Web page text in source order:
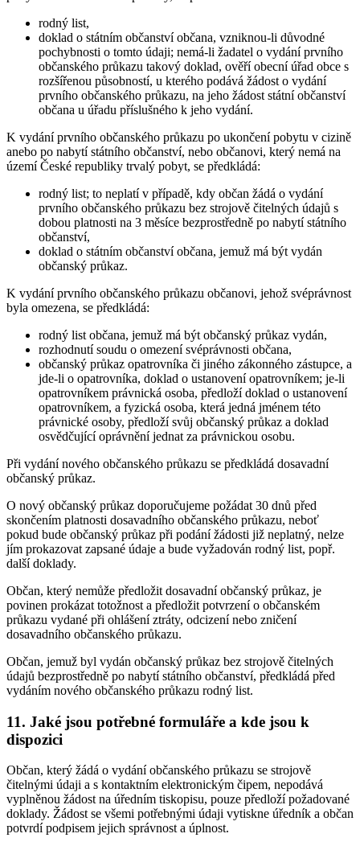
rodný list,
doklad o státním občanství občana, vzniknou-li důvodné
pochybnosti o tomto údaji; nemá-li žadatel o vydání prvního
občanského průkazu takový doklad, ověří obecní úřad obce s
rozšířenou působností, u kterého podává žádost o vydání
prvního občanského průkazu, na jeho žádost státní občanství
občana u úřadu příslušného k jeho vydání.
K vydání prvního občanského průkazu po ukončení pobytu v cizině
anebo po nabytí státního občanství, nebo občanovi, který nemá na
území České republiky trvalý pobyt, se předkládá:
rodný list; to neplatí v případě, kdy občan žádá o vydání
prvního občanského průkazu bez strojově čitelných údajů s
dobou platnosti na 3 měsíce bezprostředně po nabytí státního
občanství,
doklad o státním občanství občana, jemuž má být vydán
občanský průkaz.
K vydání prvního občanského průkazu občanovi, jehož svéprávnost
byla omezena, se předkládá:
rodný list občana, jemuž má být občanský průkaz vydán,
rozhodnutí soudu o omezení svéprávnosti občana,
občanský průkaz opatrovníka či jiného zákonného zástupce, a
jde-li o opatrovníka, doklad o ustanovení opatrovníkem; je-li
opatrovníkem právnická osoba, předloží doklad o ustanovení
opatrovníkem, a fyzická osoba, která jedná jménem této
právnické osoby, předloží svůj občanský průkaz a doklad
osvědčující oprávnění jednat za právnickou osobu.
Při vydání nového občanského průkazu se předkládá dosavadní
občanský průkaz.
O nový občanský průkaz doporučujeme požádat 30 dnů před
skončením platnosti dosavadního občanského průkazu, neboť
pokud bude občanský průkaz při podání žádosti již neplatný, nelze
jím prokazovat zapsané údaje a bude vyžadován rodný list, popř.
další doklady.
Občan, který nemůže předložit dosavadní občanský průkaz, je
povinen prokázat totožnost a předložit potvrzení o občanském
průkazu vydané při ohlášení ztráty, odcizení nebo zničení
dosavadního občanského průkazu.
Občan, jemuž byl vydán občanský průkaz bez strojově čitelných
údajů bezprostředně po nabytí státního občanství, předkládá před
vydáním nového občanského průkazu rodný list.
11. Jaké jsou potřebné formuláře a kde jsou k
dispozici
Občan, který žádá o vydání občanského průkazu se strojově
čitelnými údaji a s kontaktním elektronickým čipem, nepodává
vyplněnou žádost na úředním tiskopisu, pouze předloží požadované
doklady. Žádost se všemi potřebnými údaji vytiskne úředník a občan
potvrdí podpisem jejich správnost a úplnost.